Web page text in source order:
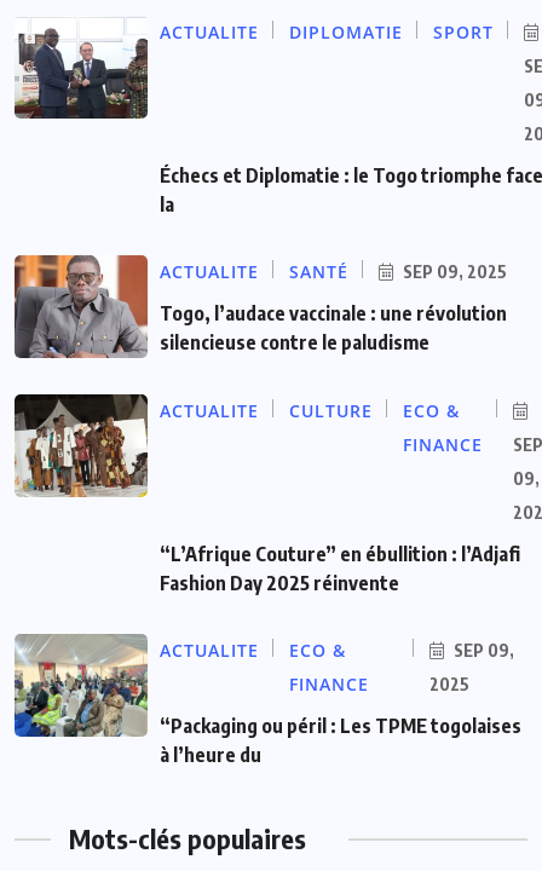
ACTUALITE DIPLOMATIE SPORT
Échecs et Diplomatie : le Togo triomphe
la
ACTUALITE SANTÉ SEP 09, 2025
Togo, l’audace vaccinale : une révolution
silencieuse contre le paludisme
ACTUALITE CULTURE
ECO &
FINANCE
SEP
09,
“L’Afrique Couture” en ébullition : l’Adjafi
Fashion Day 2025 réinvente
ACTUALITE
ECO &
FINANCE
SEP 09,
2025
“Packaging ou péril : Les TPME togolaises
à l’heure du
Mots-clés populaires